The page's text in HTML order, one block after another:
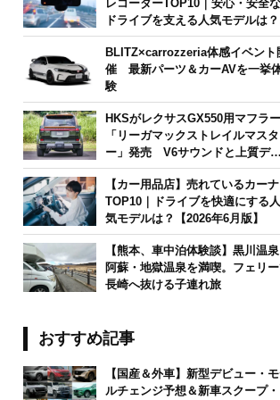
レコーダーTOP10｜安心・安全な
ドライブを支える人気モデルは？
【2026年6月版】
BLITZ×carrozzeria体感イベント
催 最新パーツ＆カーAVを一挙
験
HKSがレクサスGX550用マフラー
「リーガマックストレイルマスタ
ー」発売 V6サウンドと上質デザ
インを両立
【カー用品店】売れているカー
TOP10｜ドライブを快適にする人
気モデルは？【2026年6月版】
【熊本、車中泊体験談】黒川温泉
阿蘇・地獄温泉を満喫。フェリ
長崎へ抜ける子連れ旅
おすすめ記事
【国産＆外車】新型デビュー・
ルチェンジ予想＆新車スクープ・